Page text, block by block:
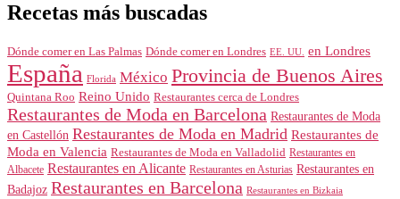
Recetas más buscadas
Dónde comer en Las Palmas Dónde comer en Londres EE. UU. en Londres
España Florida México Provincia de Buenos Aires
Quintana Roo Reino Unido Restaurantes cerca de Londres
Restaurantes de Moda en Barcelona Restaurantes de Moda
en Castellón Restaurantes de Moda en Madrid Restaurantes de
Moda en Valencia Restaurantes de Moda en Valladolid Restaurantes en
Albacete Restaurantes en Alicante Restaurantes en Asturias Restaurantes en
Badajoz Restaurantes en Barcelona Restaurantes en Bizkaia